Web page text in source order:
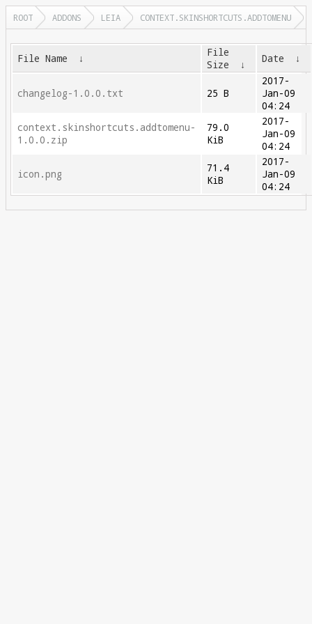
ROOT ADDONS LEIA CONTEXT.SKINSHORTCUTS.ADDTOMENU
File Name ↓
File
Size
↓ Date ↓
changelog-1.0.0.txt 25 B
2017-
Jan-09
04:24
context.skinshortcuts.addtomenu-
1.0.0.zip
79.0
KiB
2017-
Jan-09
04:24
icon.png
71.4
KiB
2017-
Jan-09
04:24